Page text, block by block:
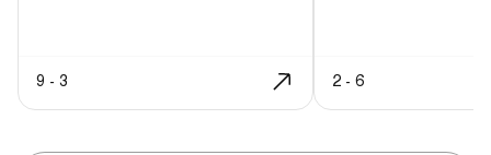
9 - 3 2 - 6